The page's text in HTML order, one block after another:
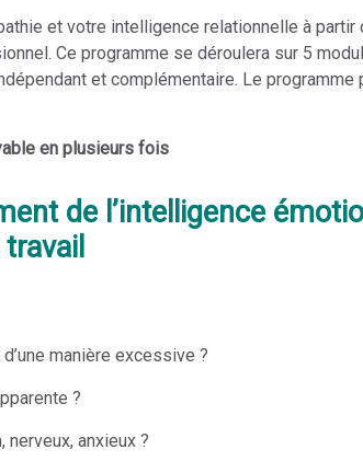
et votre intelligence relationnelle à
Ce programme se déroulera sur 5
et complémentaire. Le programme
en plusieurs fois
de l’intelligence
manière excessive ?
?
nerveux, anxieux ?